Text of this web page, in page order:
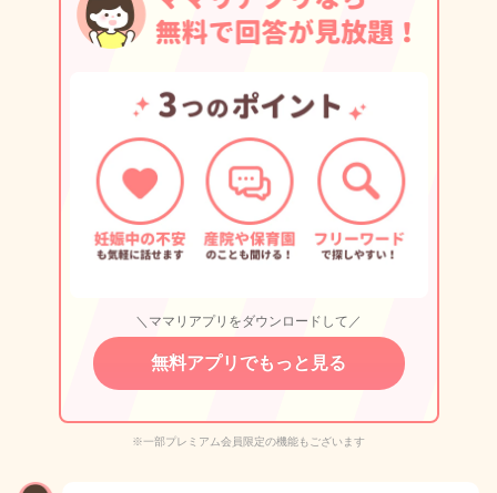
＼ママリアプリをダウンロードして／
無料アプリでもっと見る
※一部プレミアム会員限定の機能もございます